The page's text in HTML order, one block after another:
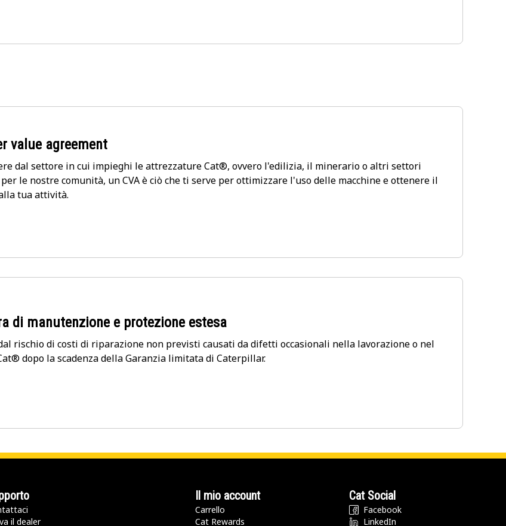
value agreement
dal settore in cui impieghi le attrezzature Cat®, ovvero l'edilizia, il minerario o altri settori
le nostre comunità, un CVA è ciò che ti serve per ottimizzare l'uso delle macchine e ottenere il
tua attività.
di manutenzione e protezione estesa
rischio di costi di riparazione non previsti causati da difetti occasionali nella lavorazione o nel
dopo la scadenza della Garanzia limitata di Caterpillar.
il dealer
Il mio account
Carrello
Cat Rewards
Cat Social
Facebook
LinkedIn